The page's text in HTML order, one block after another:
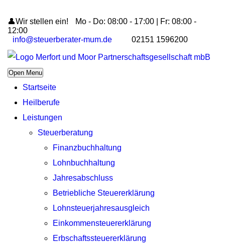
👤Wir stellen ein!
Mo - Do: 08:00 - 17:00 | Fr: 08:00 -
12:00
info@steuerberater-mum.de
02151 1596200
Open Menu
Startseite
Heilberufe
Leistungen
Steuerberatung
Finanzbuchhaltung
Lohnbuchhaltung
Jahresabschluss
Betriebliche Steuererklärung
Lohnsteuerjahresausgleich
Einkommensteuererklärung
Erbschaftssteuererklärung